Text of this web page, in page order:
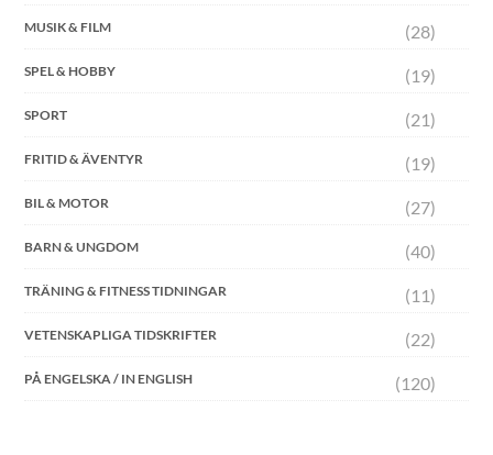
MUSIK & FILM (28)
SPEL & HOBBY (19)
SPORT (21)
FRITID & ÄVENTYR (19)
BIL & MOTOR (27)
BARN & UNGDOM (40)
TRÄNING & FITNESS TIDNINGAR (11)
VETENSKAPLIGA TIDSKRIFTER (22)
PÅ ENGELSKA / IN ENGLISH (120)